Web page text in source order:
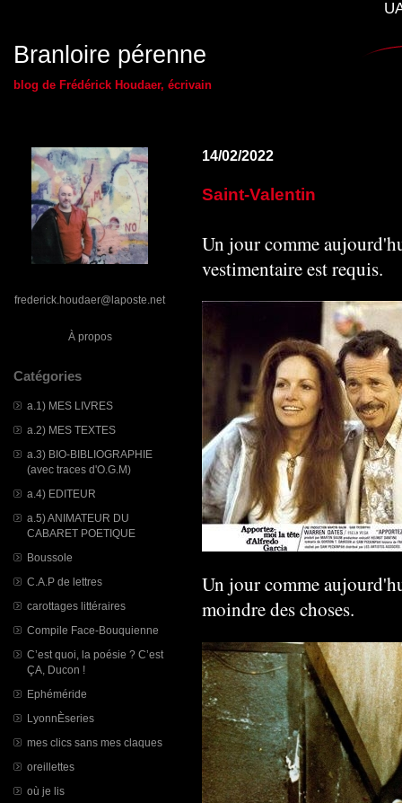
Branloire pérenne
blog de Frédérick Houdaer, écrivain
frederick.houdaer@laposte.net
À propos
Catégories
a.1) MES LIVRES
a.2) MES TEXTES
a.3) BIO-BIBLIOGRAPHIE
(avec traces d'O.G.M)
a.4) EDITEUR
a.5) ANIMATEUR DU
CABARET POETIQUE
Boussole
C.A.P de lettres
carottages littéraires
Compile Face-Bouquienne
C’est quoi, la poésie ? C’est
ÇA, Ducon !
Ephéméride
LyonnÈseries
mes clics sans mes claques
oreillettes
où je lis
14/02/2022
Saint-Valentin
Un jour comme
vestimentaire est requis.
Un jour comme
moindre des choses.